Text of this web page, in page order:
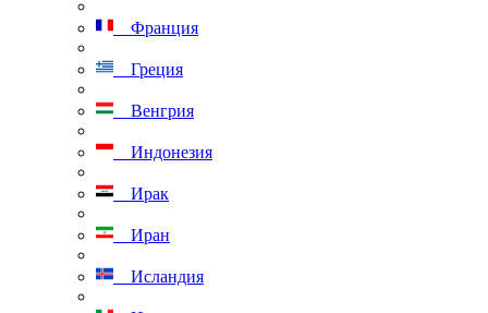
Франция
Греция
Венгрия
Индонезия
Ирак
Иран
Исландия